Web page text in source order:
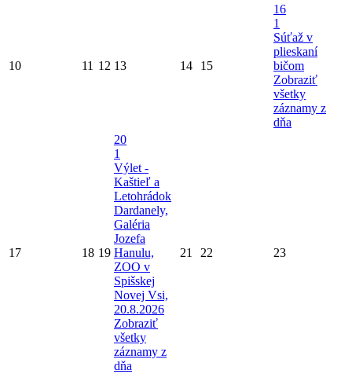
10 11 12 13 14 15
16
1
Súťaž v
plieskaní
bičom
Zobraziť
všetky
záznamy z
dňa
17 18 19
20
1
Výlet -
Kaštieľ a
Letohrádok
Dardanely,
Galéria
Jozefa
Hanulu,
ZOO v
Spišskej
Novej Vsi,
20.8.2026
Zobraziť
všetky
záznamy z
dňa
21 22 23